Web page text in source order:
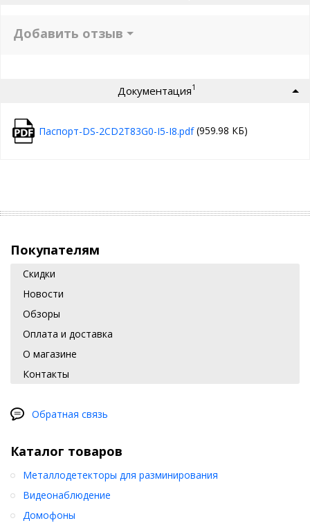
Добавить отзыв
Документация1
Паспорт-DS-2CD2T83G0-I5-I8.pdf(959.98 КБ)
Покупателям
Скидки
Новости
Обзоры
Оплата и доставка
О магазине
Контакты
Обратная связь
Каталог товаров
Металлодетекторы для разминирования
Видеонаблюдение
Домофоны